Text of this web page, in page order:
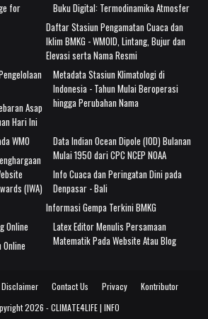
for
Buku Digital: Termodinamika Atmosfer
Daftar Stasiun Pengamatan Cuaca dan
Iklim BMKG - WMOID, Lintang, Bujur dan
Elevasi serta Nama Resmi
Metadata Stasiun Klimatologi di
Indonesia - Tahun Mulai Beroperasi
hingga Perubahan Nama
Asap
Hari Ini
WMO
Data Indian Ocean Dipole (IOD) Bulanan
Mulai 1950 dari CPC NCEP NOAA
(IWA)
Info Cuaca dan Peringatan Dini pada
Denpasar - Bali
Informasi Gempa Terkini BMKG
Latex Editor Menulis Persamaan
Matematik Pada Website Atau Blog
Online
Disclaimer Contact Us Privacy
Kontributor
2026 -CLIMATE4LIFE | INFO